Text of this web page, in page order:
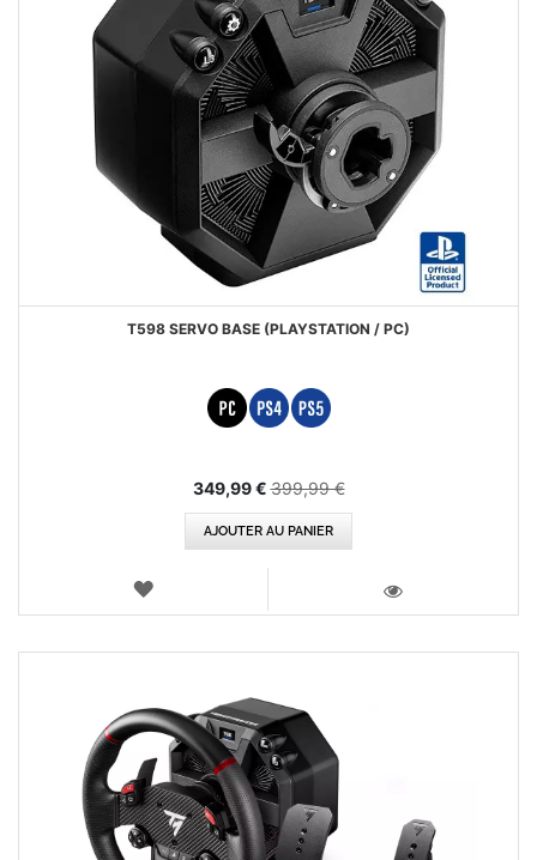
T598 SERVO BASE (PLAYSTATION / PC)
Special
349,99 € 399,99 €
AJOUTER AU PANIER
AJOUTER